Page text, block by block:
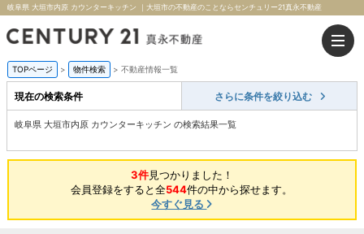
岐阜県 大垣市内原 カウンターキッチン ｜大垣市の不動産のことならセンチュリー21真永不動産
TOPページ > 物件検索 > 不動産情報一覧
現在の検索条件 さらに条件を絞り込む
岐阜県 大垣市内原 カウンターキッチン の検索結果一覧
3件見つかりました！
会員登録をすると全544件の中から探せます。
今すぐ見る